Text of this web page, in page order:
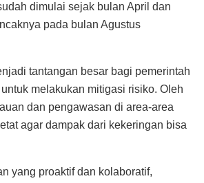
dimulai sejak bulan April dan
pada bulan Agustus
tantangan besar bagi pemerintah
melakukan mitigasi risiko. Oleh
dan pengawasan di area-area
agar dampak dari kekeringan bisa
yang proaktif dan kolaboratif,